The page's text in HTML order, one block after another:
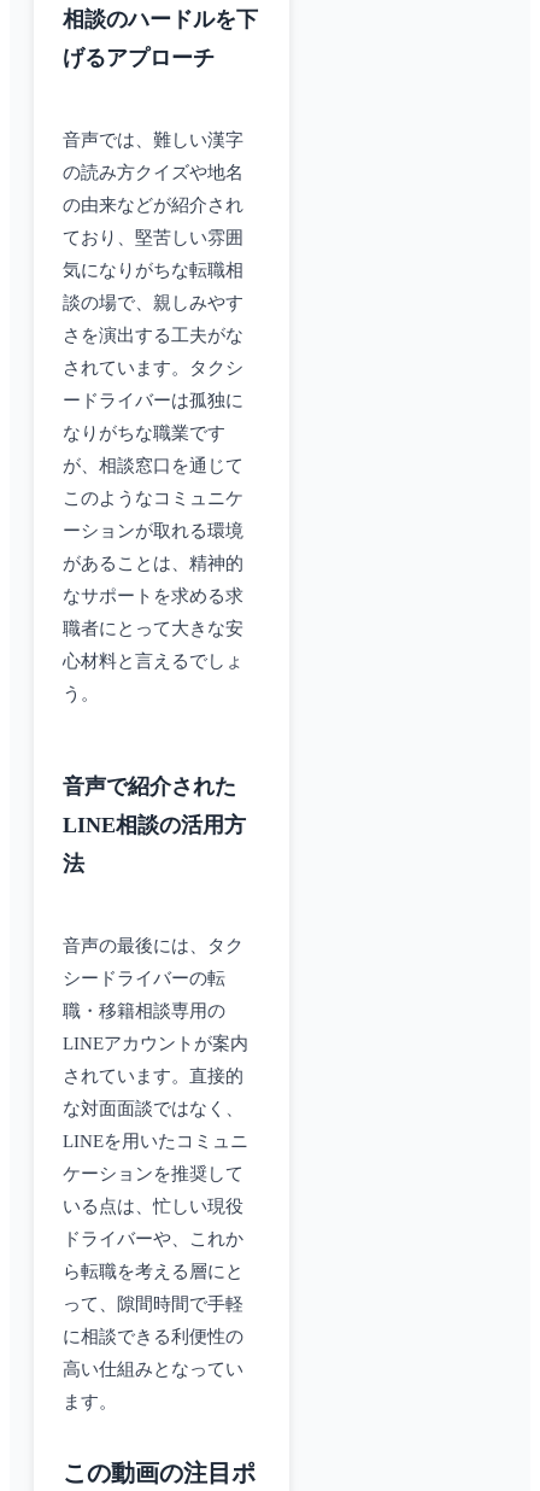
相談のハードルを下
げるアプローチ
音声では、難しい漢字
の読み方クイズや地名
の由来などが紹介され
ており、堅苦しい雰囲
気になりがちな転職相
談の場で、親しみやす
さを演出する工夫がな
されています。タクシ
ードライバーは孤独に
なりがちな職業です
が、相談窓口を通じて
このようなコミュニケ
ーションが取れる環境
があることは、精神的
なサポートを求める求
職者にとって大きな安
心材料と言えるでしょ
う。
音声で紹介された
LINE相談の活用方
法
音声の最後には、タク
シードライバーの転
職・移籍相談専用の
LINEアカウントが案内
されています。直接的
な対面面談ではなく、
LINEを用いたコミュニ
ケーションを推奨して
いる点は、忙しい現役
ドライバーや、これか
ら転職を考える層にと
って、隙間時間で手軽
に相談できる利便性の
高い仕組みとなってい
ます。
この動画の注目ポ